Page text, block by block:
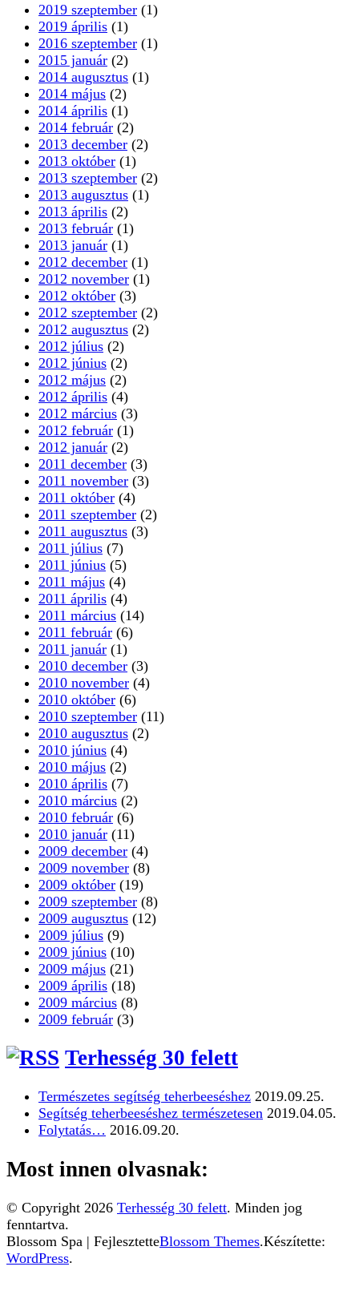
2019 szeptember (1)
2019 április (1)
2016 szeptember (1)
2015 január (2)
2014 augusztus (1)
2014 május (2)
2014 április (1)
2014 február (2)
2013 december (2)
2013 október (1)
2013 szeptember (2)
2013 augusztus (1)
2013 április (2)
2013 február (1)
2013 január (1)
2012 december (1)
2012 november (1)
2012 október (3)
2012 szeptember (2)
2012 augusztus (2)
2012 július (2)
2012 június (2)
2012 május (2)
2012 április (4)
2012 március (3)
2012 február (1)
2012 január (2)
2011 december (3)
2011 november (3)
2011 október (4)
2011 szeptember (2)
2011 augusztus (3)
2011 július (7)
2011 június (5)
2011 május (4)
2011 április (4)
2011 március (14)
2011 február (6)
2011 január (1)
2010 december (3)
2010 november (4)
2010 október (6)
2010 szeptember (11)
2010 augusztus (2)
2010 június (4)
2010 május (2)
2010 április (7)
2010 március (2)
2010 február (6)
2010 január (11)
2009 december (4)
2009 november (8)
2009 október (19)
2009 szeptember (8)
2009 augusztus (12)
2009 július (9)
2009 június (10)
2009 május (21)
2009 április (18)
2009 március (8)
2009 február (3)
Terhesség 30 felett
Természetes segítség teherbeeséshez 2019.09.25.
Segítség teherbeeséshez természetesen 2019.04.05.
Folytatás… 2016.09.20.
Most innen olvasnak:
© Copyright 2026 Terhesség 30 felett. Minden jog
fenntartva.
Blossom Spa | FejlesztetteBlossom Themes.Készítette:
WordPress.